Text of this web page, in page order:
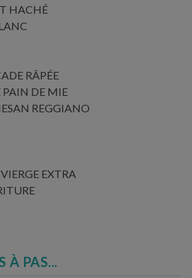
HACHÉ
RÂPÉE
PAIN DE MIE
REGGIANO
EXTRA
À PAS...